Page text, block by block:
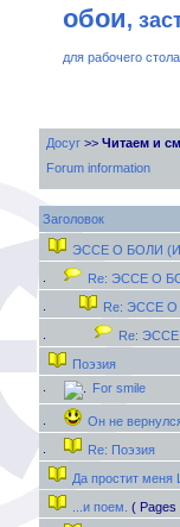
обои,
для рабочего стола
Досуг>> Читаем и
Forum information
Заголовок
ЭССЕ О БОЛИ
Re: ЭССЕ О
Re: ЭССЕ О
Re: ЭССЕ
Поэзия
For smile
Он не
Re: Поэзия
Да простит меня
...и поем. ( Pages